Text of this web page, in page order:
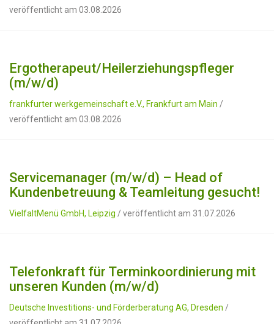
veröffentlicht am 03.08.2026
Ergotherapeut/Heilerziehungspfleger
(m/w/d)
frankfurter werkgemeinschaft e.V., Frankfurt am Main /
veröffentlicht am 03.08.2026
Servicemanager (m/w/d) – Head of
Kundenbetreuung & Teamleitung gesucht!
VielfaltMenü GmbH, Leipzig / veröffentlicht am 31.07.2026
Telefonkraft für Terminkoordinierung mit
unseren Kunden (m/w/d)
Deutsche Investitions- und Förderberatung AG, Dresden /